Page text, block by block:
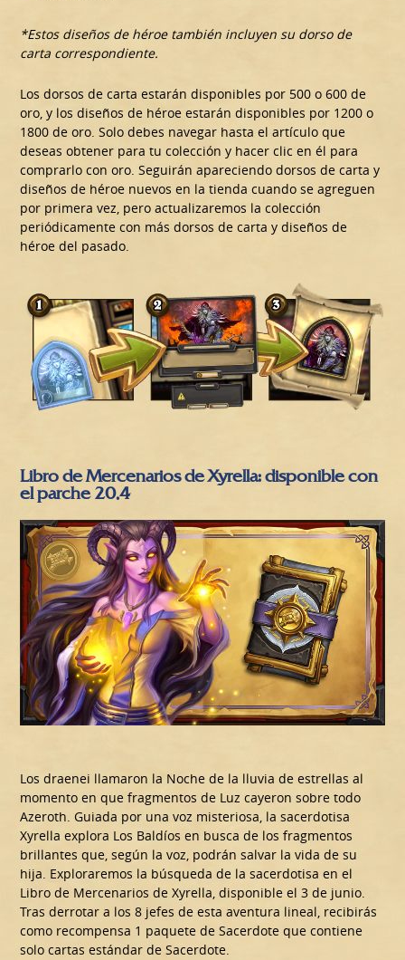
*Estos diseños de héroe también incluyen su dorso de
carta correspondiente.
Los dorsos de carta estarán disponibles por 500 o 600 de
oro, y los diseños de héroe estarán disponibles por 1200 o
1800 de oro. Solo debes navegar hasta el artículo que
deseas obtener para tu colección y hacer clic en él para
comprarlo con oro. Seguirán apareciendo dorsos de carta y
diseños de héroe nuevos en la tienda cuando se agreguen
por primera vez, pero actualizaremos la colección
periódicamente con más dorsos de carta y diseños de
héroe del pasado.
Libro de Mercenarios de Xyrella: disponible con
el parche 20.4
Los draenei llamaron la Noche de la lluvia de estrellas al
momento en que fragmentos de Luz cayeron sobre todo
Azeroth. Guiada por una voz misteriosa, la sacerdotisa
Xyrella explora Los Baldíos en busca de los fragmentos
brillantes que, según la voz, podrán salvar la vida de su
hija. Exploraremos la búsqueda de la sacerdotisa en el
Libro de Mercenarios de Xyrella, disponible el 3 de junio.
Tras derrotar a los 8 jefes de esta aventura lineal, recibirás
como recompensa 1 paquete de Sacerdote que contiene
solo cartas estándar de Sacerdote.